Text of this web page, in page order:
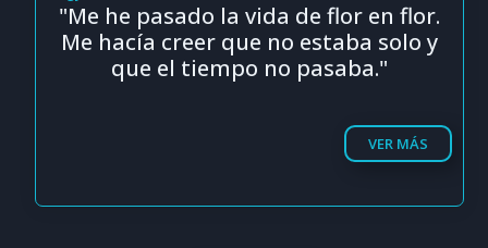
"Me he pasado la vida de flor en flor.
Me hacía creer que no estaba solo y
que el tiempo no pasaba."
VER MÁS